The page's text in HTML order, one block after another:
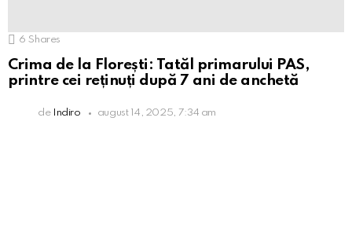
6 Shares
Crima de la Florești: Tatăl primarului PAS,
printre cei reținuți după 7 ani de anchetă
de Indiro august 14, 2025, 7:34 am